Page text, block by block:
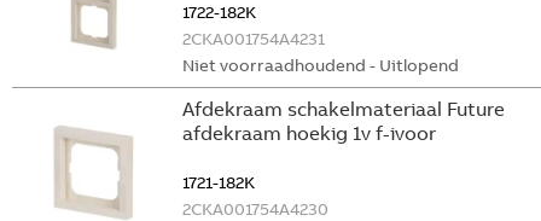
1722-182K
2CKA001754A4231
Niet voorraadhoudend - Uitlopend
Afdekraam schakelmateriaal Future
afdekraam hoekig 1v f-ivoor
1721-182K
2CKA001754A4230